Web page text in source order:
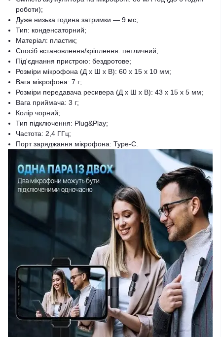
роботи);
Дуже низька година затримки — 9 мс;
Тип: конденсаторний;
Матеріал: пластик;
Спосіб встановлення/кріплення: петличний;
Під'єднання пристрою: бездротове;
Розміри мікрофона (Д х Ш х В): 60 х 15 х 10 мм;
Вага мікрофона: 7 г;
Розміри передавача ресивера (Д х Ш х В): 43 х 15 х 5 мм;
Вага приймача: 3 г;
Колір чорний;
Тип підключення: Plug&Play;
Частота: 2,4 ГГц;
Порт заряджання мікрофона: Type-C.